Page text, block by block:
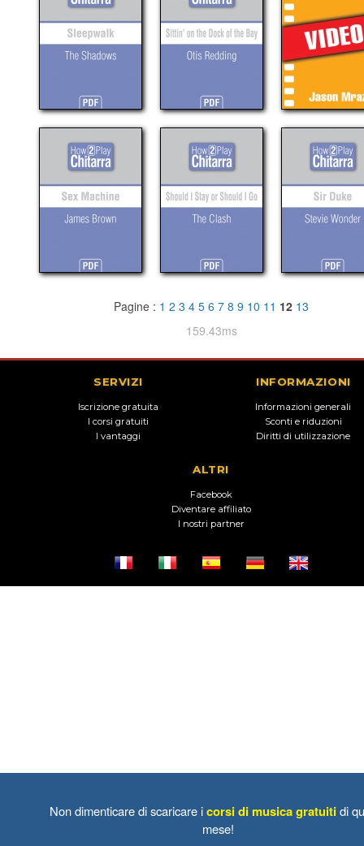
Pagine : 1 2 3 4 5 6 7 8 9 10 11 12 13
159.43ms
SERVIZI
Iscrizione gratuita
I corsi gratuiti
I vantaggi
INFORMAZIONI
Informazioni generali
Sconti e riduzioni
Diritti di utilizzazione
ALTRI
Facebook
Diventare affiliato
I nostri partner
Non dimenticare di scaricare icorsi di musica gratuiti di
mese!